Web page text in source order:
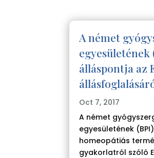
A német
egyesületének
álláspontja az
Oct 7, 2017
A német
egyesületének
homeopátiás
gyakorlatról szóló